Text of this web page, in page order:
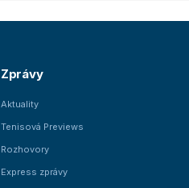
Zprávy
Aktuality
Tenisová Previews
Rozhovory
Express zprávy